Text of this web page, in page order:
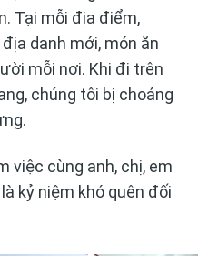
Tại mỗi địa điểm,
danh mới, món ăn
mỗi nơi. Khi đi trên
chúng tôi bị choáng
việc cùng anh, chị, em
kỷ niệm khó quên đối